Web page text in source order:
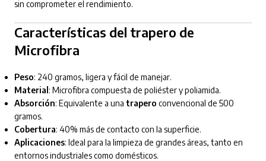
sin comprometer el rendimiento.
Características del trapero de
Microfibra
Peso: 240 gramos, ligera y fácil de manejar.
Material : Microfibra compuesta de poliéster y poliamida.
Absorción: Equivalente a una trapero convencional de 500
gramos.
Cobertura: 40% más de contacto con la superficie.
Aplicaciones: Ideal para la limpieza de grandes áreas, tanto en
entornos industriales como domésticos.